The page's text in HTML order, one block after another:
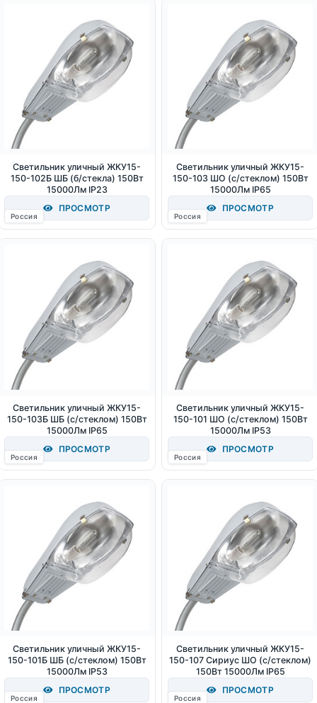
Светильник уличный ЖКУ15-
150-102Б ШБ (б/стекла) 150Вт
15000Лм IP23
ПРОСМОТР
Россия
Светильник уличный ЖКУ15-
150-103 ШО (с/стеклом) 150Вт
15000Лм IP65
ПРОСМОТР
Россия
Светильник уличный ЖКУ15-
150-103Б ШБ (с/стеклом) 150Вт
15000Лм IP65
ПРОСМОТР
Россия
Светильник уличный ЖКУ15-
150-101 ШО (с/стеклом) 150Вт
15000Лм IP53
ПРОСМОТР
Россия
Светильник уличный ЖКУ15-
150-101Б ШБ (с/стеклом) 150Вт
15000Лм IP53
ПРОСМОТР
Россия
Светильник уличный ЖКУ15-
150-107 Сириус ШО (с/стеклом)
150Вт 15000Лм IP65
ПРОСМОТР
Россия